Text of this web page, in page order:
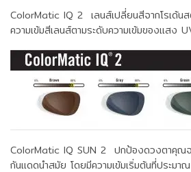
ColorMatic IQ 2 เลนส์เปลี่ยนสีจากโรเด้
ความเข้มสีเลนส์ตามระดับความเข้มของแสง
ColorMatic IQ SUN 2 ปกป้องดวงตาคุณ
กันแดดนำสมัย โดยมีความเข้มเริ่มต้นที่ประม